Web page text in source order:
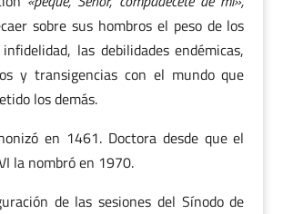
sobre sus hombros el peso de los
las debilidades endémicas,
y transigencias con el mundo que
los demás.
en 1461. Doctora desde que el
la nombró en 1970.
de las sesiones del Sínodo de